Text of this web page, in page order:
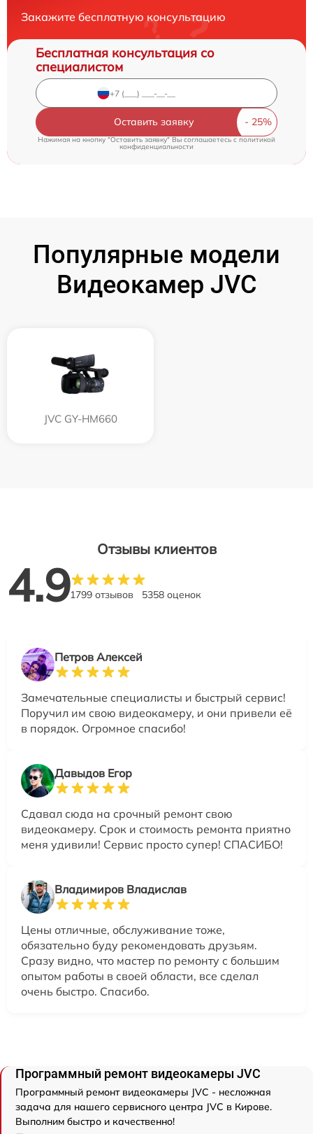
Закажите бесплатную консультацию
Бесплатная консультация со
специалистом
Оставить заявку
Нажимая на кнопку "Оставить заявку" Вы соглашаетесь cполитикой
конфиденциальности
Популярные модели
Видеокамер JVC
JVC GY-HM660
Отзывы клиентов
4.91799 отзывов 5358 оценок
Петров Алексей
Замечательные специалисты и быстрый сервис!
Поручил им свою видеокамеру, и они привели её
в порядок. Огромное спасибо!
Давыдов Егор
Сдавал сюда на срочный ремонт свою
видеокамеру. Срок и стоимость ремонта приятно
меня удивили! Сервис просто супер! СПАСИБО!
Владимиров Владислав
Цены отличные, обслуживание тоже,
обязательно буду рекомендовать друзьям.
Сразу видно, что мастер по ремонту с большим
опытом работы в своей области, все сделал
очень быстро. Спасибо.
Программный ремонт видеокамеры JVC
Программный ремонт видеокамеры JVC - несложная
задача для нашего сервисного центра JVC в Кирове.
Выполним быстро и качественно!